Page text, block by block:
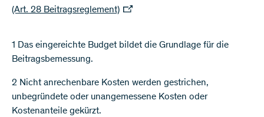
(Art. 28 Beitragsreglement)
1 Das eingereichte Budget bildet die Grundlage für die
Beitragsbemessung.
2 Nicht anrechenbare Kosten werden gestrichen,
unbegründete oder unangemessene Kosten oder
Kostenanteile gekürzt.